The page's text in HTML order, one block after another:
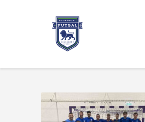
Rólunk/TAO
Eredmények, csapat